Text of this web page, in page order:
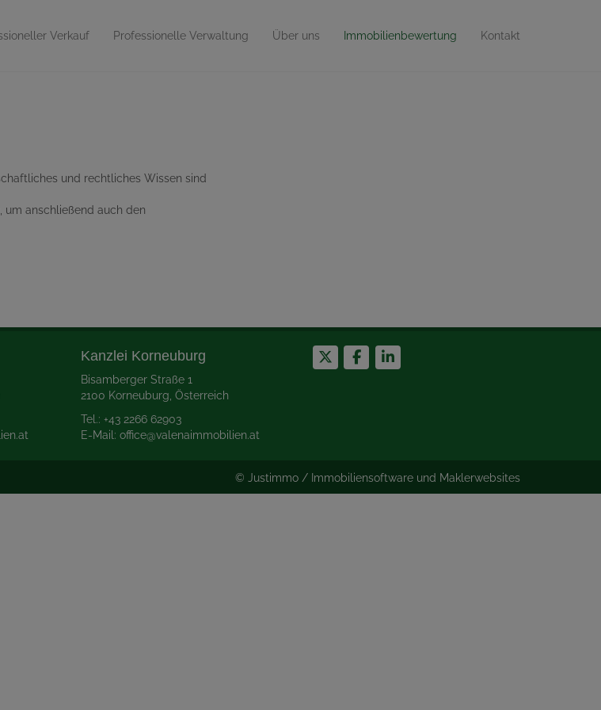
Verkauf Professionelle Verwaltung Über uns Immobilienbewertung Kontakt
und rechtliches Wissen sind
um anschließend auch den
Kanzlei Korneuburg
Bisamberger Straße 1
2100 Korneuburg , Österreich
Tel.: +43 2266 62903
E-Mail: office@valenaimmobilien.at
© Justimmo / Immobiliensoftware und Maklerwebsites